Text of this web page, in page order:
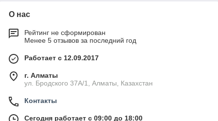
О нас
Рейтинг не сформирован
Менее 5 отзывов за последний год
Работает с 12.09.2017
г. Алматы
ул. Бродского 37А/1, Алматы, Казахстан
Контакты
Сегодня работает с 09:00 до 18:00